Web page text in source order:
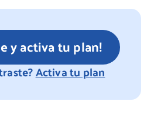
y activa tu plan!
Activa tu plan